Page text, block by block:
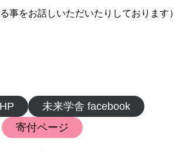
事をお話しいただいたりしております）
未来学舎 facebook
寄付ページ